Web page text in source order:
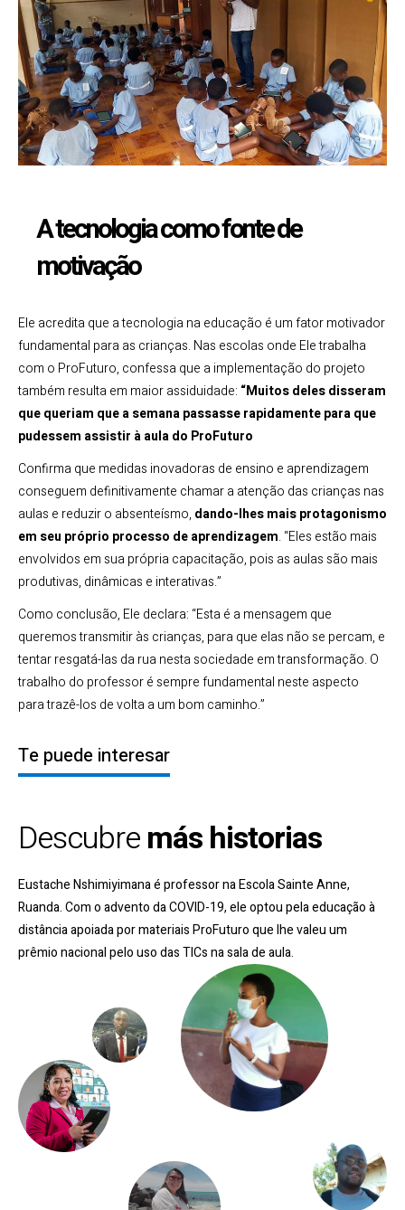
A tecnologia como fonte de
motivação
Ele acredita que a tecnologia na educação é um fator motivador
fundamental para as crianças. Nas escolas onde Ele trabalha
com o ProFuturo, confessa que a implementação do projeto
também resulta em maior assiduidade: “Muitos deles disseram
que queriam que a semana passasse rapidamente para que
pudessem assistir à aula do ProFuturo
Confirma que medidas inovadoras de ensino e aprendizagem
conseguem definitivamente chamar a atenção das crianças nas
aulas e reduzir o absenteísmo, dando-lhes mais protagonismo
em seu próprio processo de aprendizagem. “Eles estão mais
envolvidos em sua própria capacitação, pois as aulas são mais
produtivas, dinâmicas e interativas.”
Como conclusão, Ele declara: “Esta é a mensagem que
queremos transmitir às crianças, para que elas não se percam, e
tentar resgatá-las da rua nesta sociedade em transformação. O
trabalho do professor é sempre fundamental neste aspecto
para trazê-los de volta a um bom caminho.”
Te puede interesar
Descubremás historias
Eustache Nshimiyimana é professor na Escola Sainte Anne,
Ruanda. Com o advento da COVID-19, ele optou pela educação à
distância apoiada por materiais ProFuturo que lhe valeu um
prêmio nacional pelo uso das TICs na sala de aula.